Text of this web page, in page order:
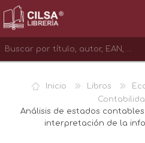
INICIAR SESIÓN
Inicio Libros
Análisis de estados contables
interpretación de la